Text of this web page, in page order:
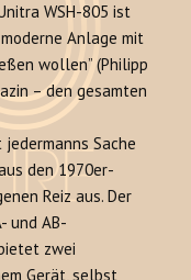
WSH-805 ist
Anlage mit
wollen” (Philipp
– den gesamten
Sache
den 1970er-
Reiz aus. Der
und AB-
zwei
Gerät, selbst